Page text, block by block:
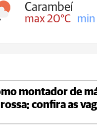
Carambeí
max 20°C min
montador de
confira as